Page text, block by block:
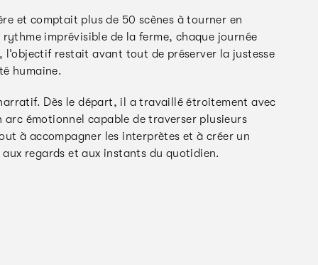
et comptait plus de 50 scènes à tourner en
imprévisible de la ferme, chaque journée
restait avant tout de préserver la justesse
humaine.
Dès le départ, il a travaillé étroitement avec
émotionnel capable de traverser plusieurs
à accompagner les interprètes et à créer un
regards et aux instants du quotidien.